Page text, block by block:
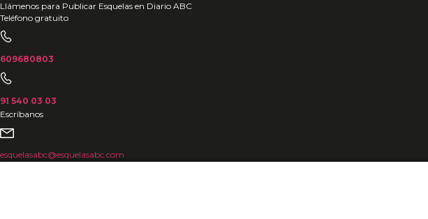
Ir
al
contenido
Llámenos para Publicar Esquelas en Diario ABC
Teléfono gratuito
609680803
91 540 03 03
Escríbanos
esquelasabc@esquelasabc.com